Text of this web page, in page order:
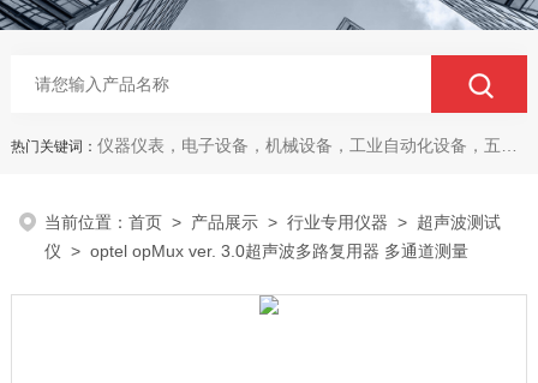
热门关键词： 仪器仪表，电子设备，机械设备，工业自动化设备，五金产品，电线电缆，金属材料，电子
当前位置：首页 > 产品展示 >行业专用仪器 > 超声波测试
仪 > optel opMux ver. 3.0超声波多路复用器 多通道测量